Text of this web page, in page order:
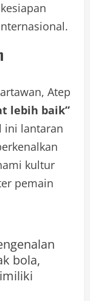
Atep
lebih baik”
ini lantaran
kultur
pemain
bola,